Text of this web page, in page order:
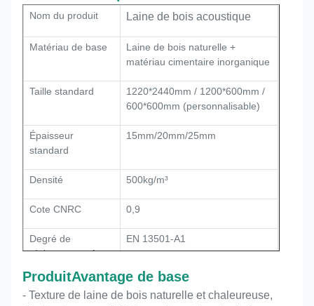
Nom du produit Laine de bois acoustique
Matériau de base
Laine de bois naturelle +
matériau cimentaire inorganique
Taille standard
1220*2440mm / 1200*600mm /
600*600mm (personnalisable)
Épaisseur
standard
15mm/20mm/25mm
Densité 500kg/m³
Cote CNRC 0,9
Degré de
résistance au feu
EN 13501-A1
Niveau
environnemental
Qualité E1, sans formaldéhyde
ProduitAvantage de base
- Texture de laine de bois naturelle et chaleureuse,